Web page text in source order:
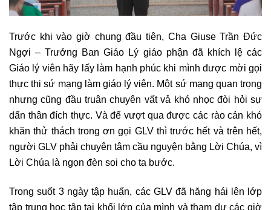
Trước khi vào giờ chung đầu tiên, Cha Giuse Trần Đức
Ngợi – Trưởng Ban Giáo Lý giáo phận đã khích lệ các
Giáo lý viên hãy lấy làm hạnh phúc khi mình được mời gọi
thực thi sứ mạng làm giáo lý viên. Một sứ mạng quan trọng
nhưng cũng đầu truân chuyên vất vả khó nhọc đòi hỏi sự
dấn thân đích thực. Và để vượt qua được các rào cản khó
khăn thử thách trong ơn gọi GLV thì trước hết và trên hết,
người GLV phải chuyên tâm cầu nguyện bằng Lời Chúa, vì
Lời Chúa là ngọn đèn soi cho ta bước.
Trong suốt 3 ngày tập huấn, các GLV đã hăng hái lên lớp
tập trung học tập tại khối lớp của mình và tham dự các giờ